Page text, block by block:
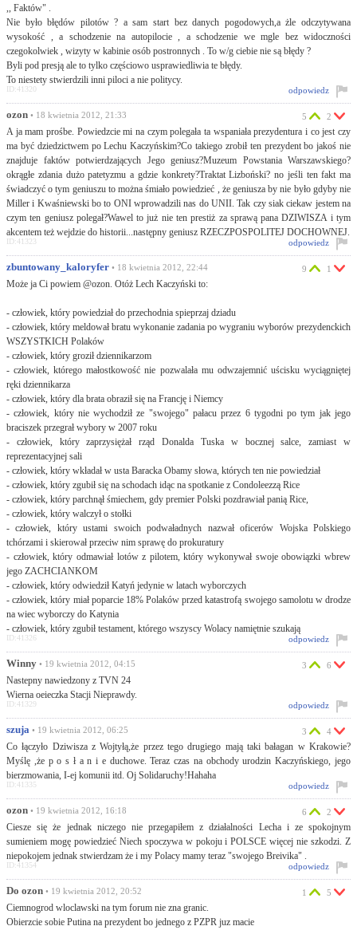
,, Faktów" .
Nie było błędów pilotów ? a sam start bez danych pogodowych,a żle odczytywana
wysokość , a schodzenie na autopilocie , a schodzenie we mgle bez widoczności
czegokolwiek , wizyty w kabinie osób postronnych . To w/g ciebie nie są błędy ?
Byli pod presją ale to tylko częściowo usprawiedliwia te błędy.
To niestety stwierdzili inni piloci a nie politycy.
odpowiedz
ID:41320
ozon • 18 kwietnia 2012, 21:33
A ja mam prośbe. Powiedzcie mi na czym polegała ta wspaniała prezydentura i co jest czy
ma być dziedzictwem po Lechu Kaczyńskim?Co takiego zrobił ten prezydent bo jakoś nie
znajduje faktów potwierdzających Jego geniusz?Muzeum Powstania Warszawskiego?
okrągłe zdania dużo patetyzmu a gdzie konkrety?Traktat Lizboński? no jeśli ten fakt ma
świadczyć o tym geniuszu to można śmiało powiedzieć , że geniusza by nie było gdyby nie
Miller i Kwaśniewski bo to ONI wprowadzili nas do UNII. Tak czy siak ciekaw jestem na
czym ten geniusz polegał?Wawel to już nie ten prestiż za sprawą pana DZIWISZA i tym
akcentem też wejdzie do historii...następny geniusz RZECZPOSPOLITEJ DOCHOWNEJ.
5 2
odpowiedz
ID:41323
zbuntowany_kaloryfer • 18 kwietnia 2012, 22:44
Może ja Ci powiem @ozon. Otóż Lech Kaczyński to:
- człowiek, który powiedział do przechodnia spieprzaj dziadu
- człowiek, który meldował bratu wykonanie zadania po wygraniu wyborów prezydenckich
WSZYSTKICH Polaków
- człowiek, który groził dziennikarzom
- człowiek, którego małostkowość nie pozwalała mu odwzajemnić uścisku wyciągniętej
ręki dziennikarza
- człowiek, który dla brata obraził się na Francję i Niemcy
- człowiek, który nie wychodził ze "swojego" pałacu przez 6 tygodni po tym jak jego
braciszek przegrał wybory w 2007 roku
- człowiek, który zaprzysiężał rząd Donalda Tuska w bocznej salce, zamiast w
reprezentacyjnej sali
- człowiek, który wkładał w usta Baracka Obamy słowa, których ten nie powiedział
- człowiek, który zgubił się na schodach idąc na spotkanie z Condoleezzą Rice
- człowiek, który parchnął śmiechem, gdy premier Polski pozdrawiał panią Rice,
- człowiek, który walczył o stołki
- człowiek, który ustami swoich podwaładnych nazwał oficerów Wojska Polskiego
tchórzami i skierował przeciw nim sprawę do prokuratury
- człowiek, który odmawiał lotów z pilotem, który wykonywał swoje obowiązki wbrew
jego ZACHCIANKOM
- człowiek, który odwiedził Katyń jedynie w latach wyborczych
- człowiek, który miał poparcie 18% Polaków przed katastrofą swojego samolotu w drodze
na wiec wyborczy do Katynia
- człowiek, który zgubił testament, którego wszyscy Wolacy namiętnie szukają
9 1
odpowiedz
ID:41326
Winny • 19 kwietnia 2012, 04:15
Nastepny nawiedzony z TVN 24
Wierna oeieczka Stacji Nieprawdy.
3 6
odpowiedz
ID:41329
szuja • 19 kwietnia 2012, 06:25
Co łączyło Dziwisza z Wojtyłą,że przez tego drugiego mają taki bałagan w Krakowie?
Myślę ,że p o s ł a n i e duchowe. Teraz czas na obchody urodzin Kaczyńskiego, jego
bierzmowania, I-ej komunii itd. Oj Solidaruchy!Hahaha
3 4
odpowiedz
ID:41335
ozon • 19 kwietnia 2012, 16:18
Ciesze się że jednak niczego nie przegapiłem z działalności Lecha i ze spokojnym
sumieniem mogę powiedzieć Niech spoczywa w pokoju i POLSCE więcej nie szkodzi. Z
niepokojem jednak stwierdzam że i my Polacy mamy teraz "swojego Breivika" .
6 2
odpowiedz
ID:41354
Do ozon • 19 kwietnia 2012, 20:52
Ciemnogrod wloclawski na tym forum nie zna granic.
Obierzcie sobie Putina na prezydent bo jednego z PZPR juz macie
1 5